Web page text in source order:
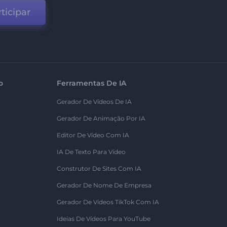
Ferramentas De IA
Gerador De Vídeos De IA
Gerador De Animação Por IA
Editor De Vídeo Com IA
IA De Texto Para Vídeo
Construtor De Sites Com IA
Gerador De Nome De Empresa
Gerador De Vídeos TikTok Com IA
Ideias De Vídeos Para YouTube